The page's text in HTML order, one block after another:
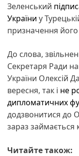
Зеленський
України у
призначення
До слова,
Секретаря Ради
України Олексій
вересня, так і не
дипломатичних
додзвонитися до
зараз
Читайте також: